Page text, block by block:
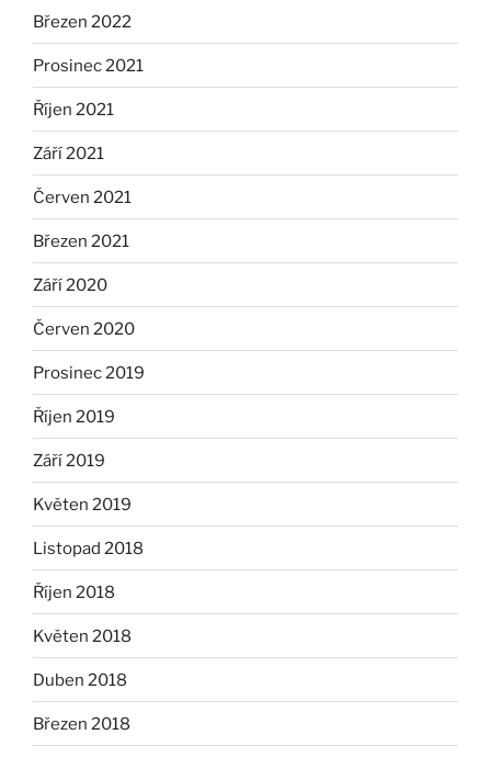
Březen 2022
Prosinec 2021
Říjen 2021
Září 2021
Červen 2021
Březen 2021
Září 2020
Červen 2020
Prosinec 2019
Říjen 2019
Září 2019
Květen 2019
Listopad 2018
Říjen 2018
Květen 2018
Duben 2018
Březen 2018